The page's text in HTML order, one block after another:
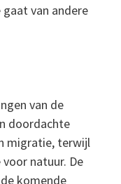
van andere
van de
doordachte
migratie, terwijl
natuur. De
komende